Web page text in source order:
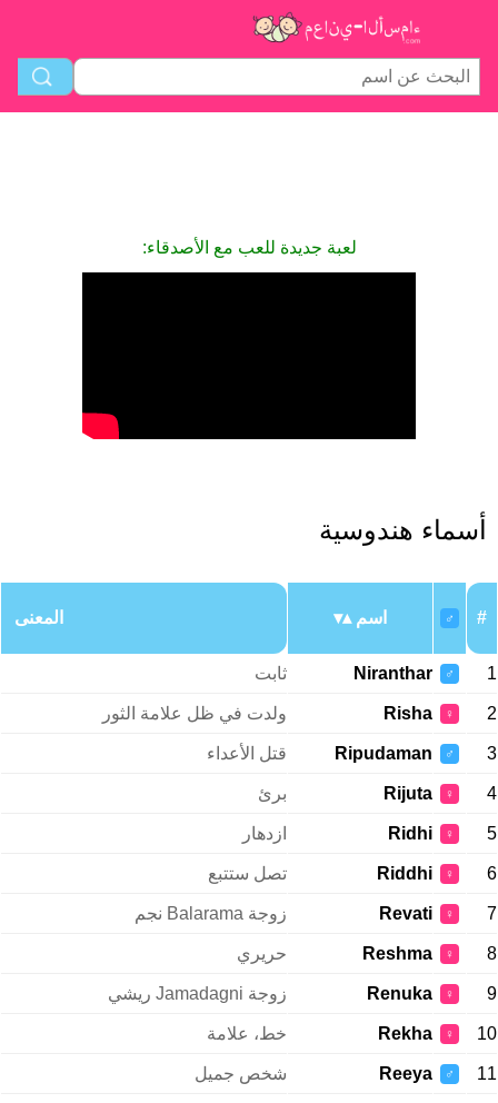
لعبة جديدة للعب مع الأصدقاء:
أسماء هندوسية
#
♂ اسم المعنى
1
♂
Niranthar ثابت
2
♀
Risha ولدت في ظل علامة الثور
3
♂
Ripudaman قتل الأعداء
4
♀
Rijuta برئ
5
♀
Ridhi ازدهار
6
♀
Riddhi تصل ستتبع
7
♀
Revati زوجة Balarama نجم
8
♀
Reshma حريري
9
♀
Renuka زوجة Jamadagni ريشي
10
♀
Rekha خط، علامة
11
♂
Reeya شخص جميل